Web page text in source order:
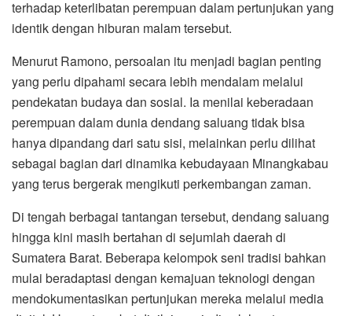
terhadap keterlibatan perempuan dalam pertunjukan yang
identik dengan hiburan malam tersebut.
Menurut Ramono, persoalan itu menjadi bagian penting
yang perlu dipahami secara lebih mendalam melalui
pendekatan budaya dan sosial. Ia menilai keberadaan
perempuan dalam dunia dendang saluang tidak bisa
hanya dipandang dari satu sisi, melainkan perlu dilihat
sebagai bagian dari dinamika kebudayaan Minangkabau
yang terus bergerak mengikuti perkembangan zaman.
Di tengah berbagai tantangan tersebut, dendang saluang
hingga kini masih bertahan di sejumlah daerah di
Sumatera Barat. Beberapa kelompok seni tradisi bahkan
mulai beradaptasi dengan kemajuan teknologi dengan
mendokumentasikan pertunjukan mereka melalui media